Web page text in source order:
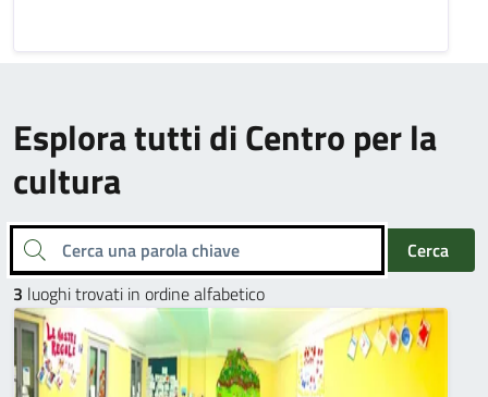
Esplora tutti di Centro per la
cultura
Cerca una parola chiave
Cerca
3 luoghi trovati in ordine alfabetico